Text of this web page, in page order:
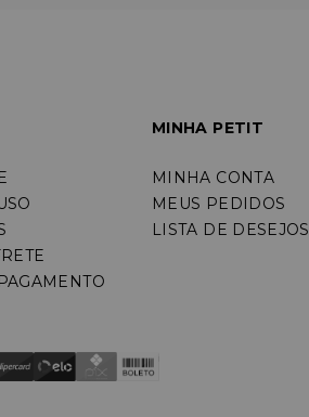
MINHA PETIT
MINHA CONTA
MEUS PEDIDOS
LISTA DE DESEJOS